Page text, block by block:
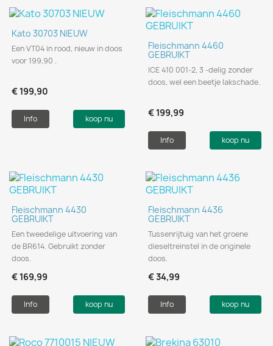
Kato 30703 NIEUW
Een VT04 in rood, nieuw in doos
voor 199,90 .
€ 199,90
Info koop nu
Fleischmann 4460
GEBRUIKT
ICE 410 001-2, 3 -delig zonder
doos, wel een beetje lakschade.
€ 199,99
Info koop nu
Fleischmann 4430
GEBRUIKT
Een tweedelige uitvoering van
de BR614. Gebruikt zonder
doos.
€ 169,99
Info koop nu
Fleischmann 4436
GEBRUIKT
Tussenrijtuig van het groene
dieseltreinstel in de originele
doos.
€ 34,99
Info koop nu